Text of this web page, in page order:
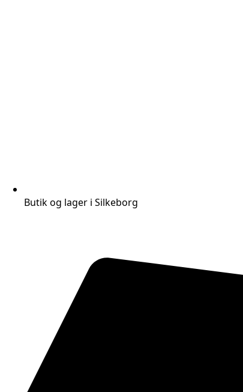
Butik og lager i Silkeborg